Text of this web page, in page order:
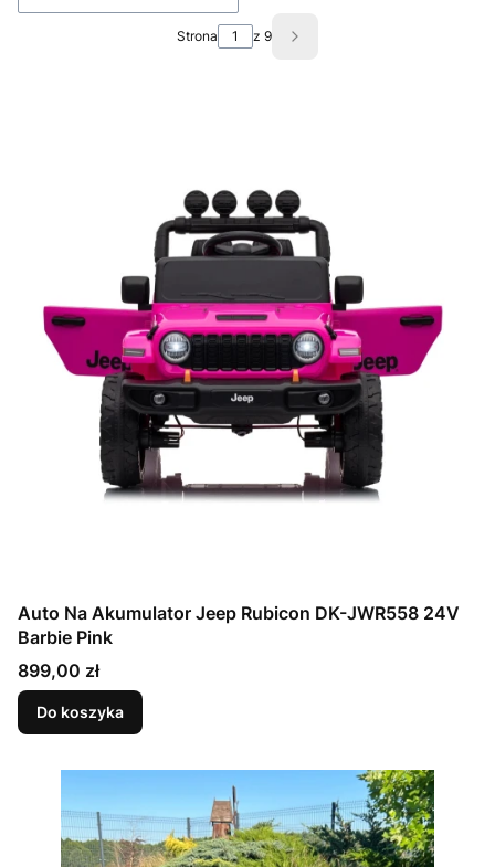
Strona z 9 Następne produkty
Auto Na Akumulator Jeep Rubicon DK-JWR558 24V
Barbie Pink
Cena
899,00 zł
Do koszyka